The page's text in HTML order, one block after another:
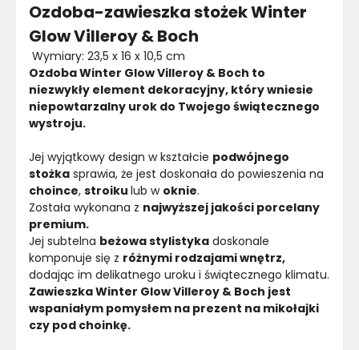
Marka
Montaż Nieznany
Rok produkcji
Ozdoba-zawieszka stożek Winter
Glow Villeroy & Boch
Wymiary: 23,5 x 16 x 10,5 cm
Ozdoba Winter Glow Villeroy & Boch to
niezwykły element dekoracyjny, który wniesie
niepowtarzalny urok do Twojego świątecznego
wystroju.
Jej wyjątkowy design w kształcie podwójnego
stożka sprawia, że jest doskonała do powieszenia na
choince, stroiku lub w oknie.
Została wykonana z najwyższej jakości porcelany
premium.
Jej subtelna beżowa stylistyka doskonale
komponuje się z różnymi rodzajami wnętrz,
dodając im delikatnego uroku i świątecznego klimatu.
Zawieszka Winter Glow Villeroy & Boch jest
wspaniałym pomysłem na prezent na mikołajki
czy pod choinkę.